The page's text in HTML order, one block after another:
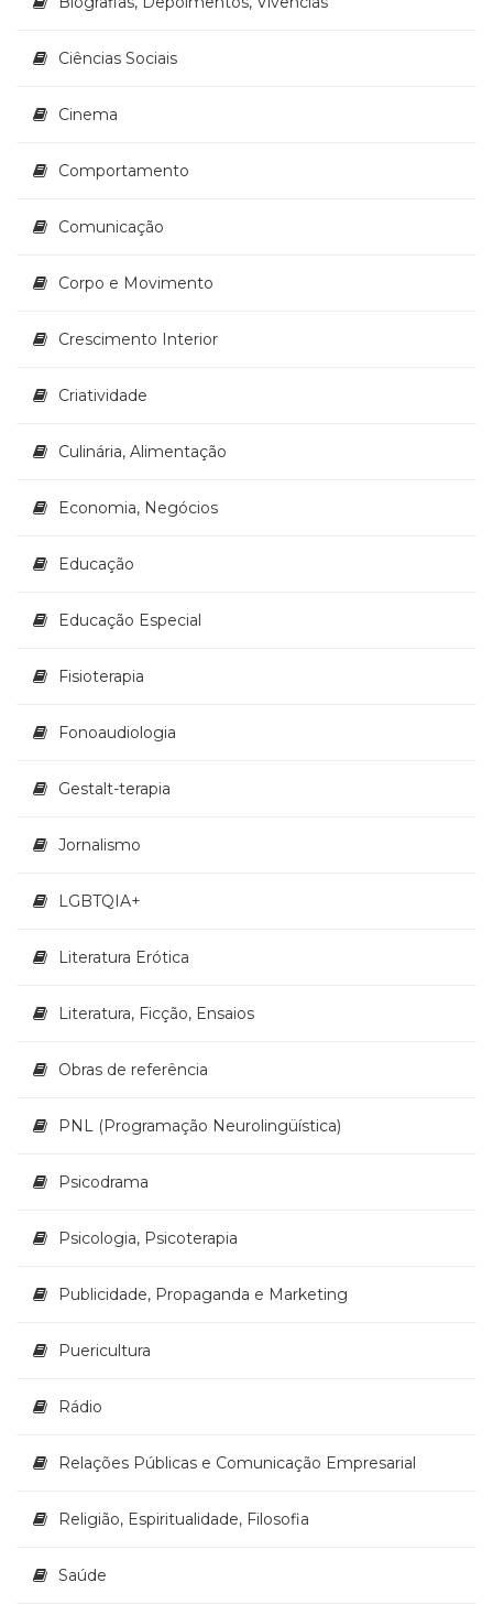
Televisão
Temas
(30)
(21)
e
(65)
Vida
(32)
Ciências Sociais
Cinema
Comportamento
Comunicação
Corpo e Movimento
Crescimento Interior
Criatividade
Culinária, Alimentação
Economia, Negócios
Educação
Educação Especial
Fisioterapia
Fonoaudiologia
Gestalt-terapia
Jornalismo
LGBTQIA+
Literatura Erótica
Literatura, Ficção, Ensaios
Obras de referência
PNL (Programação Neurolingüística)
Psicodrama
Psicologia, Psicoterapia
Publicidade, Propaganda e Marketing
Puericultura
Rádio
Relações Públicas e Comunicação Empresarial
Religião, Espiritualidade, Filosofia
Saúde